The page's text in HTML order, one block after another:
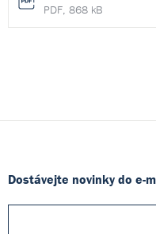
PDF, 868 kB
Dostávejte novinky do e-